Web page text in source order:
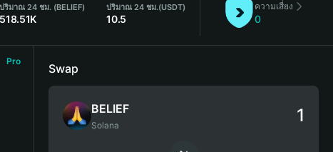
ปริมาณ 24 ชม. (BELIEF)
518.51K
ปริมาณ 24 ชม.(USDT)
10.5
ความเสี่ยง
0
Pro
Swap
BELIEF
Solana